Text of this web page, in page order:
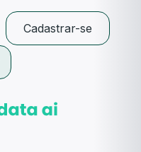
Cadastrar-se